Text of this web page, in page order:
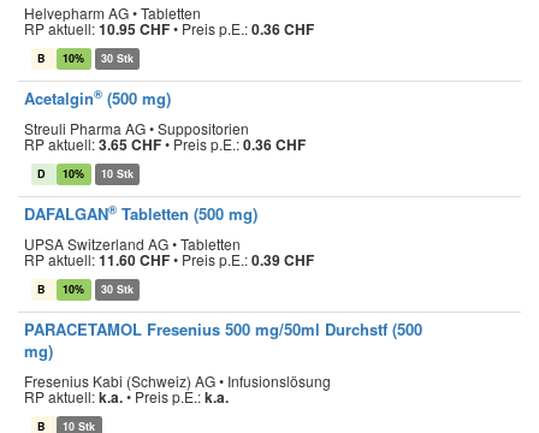
Helvepharm AG • Tabletten
RP aktuell:10.95 CHF• Preis p.E.:0.36 CHF
B 10% 30 Stk
Acetalgin® (500 mg)
Streuli Pharma AG • Suppositorien
RP aktuell:3.65 CHF• Preis p.E.:0.36 CHF
D 10% 10 Stk
DAFALGAN® Tabletten (500 mg)
UPSA Switzerland AG • Tabletten
RP aktuell:11.60 CHF• Preis p.E.:0.39 CHF
B 10% 30 Stk
PARACETAMOL Fresenius 500 mg/50ml Durchstf (500
mg)
Fresenius Kabi (Schweiz) AG • Infusionslösung
RP aktuell:k.a.• Preis p.E.:k.a.
B 10 Stk